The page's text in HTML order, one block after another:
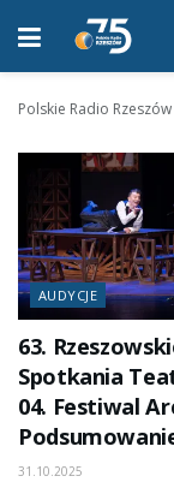
Polskie Radio Rzeszów
AUDYCJE
63.
Spotkania
04. Festiwal
31.10.2025